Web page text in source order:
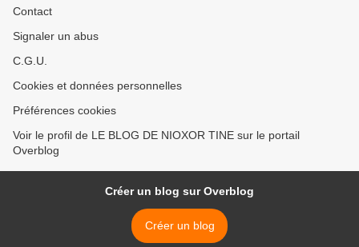
Contact
Signaler un abus
C.G.U.
Cookies et données personnelles
Préférences cookies
Voir le profil de LE BLOG DE NIOXOR TINE sur le portail
Overblog
Créer un blog sur Overblog
Créer un blog